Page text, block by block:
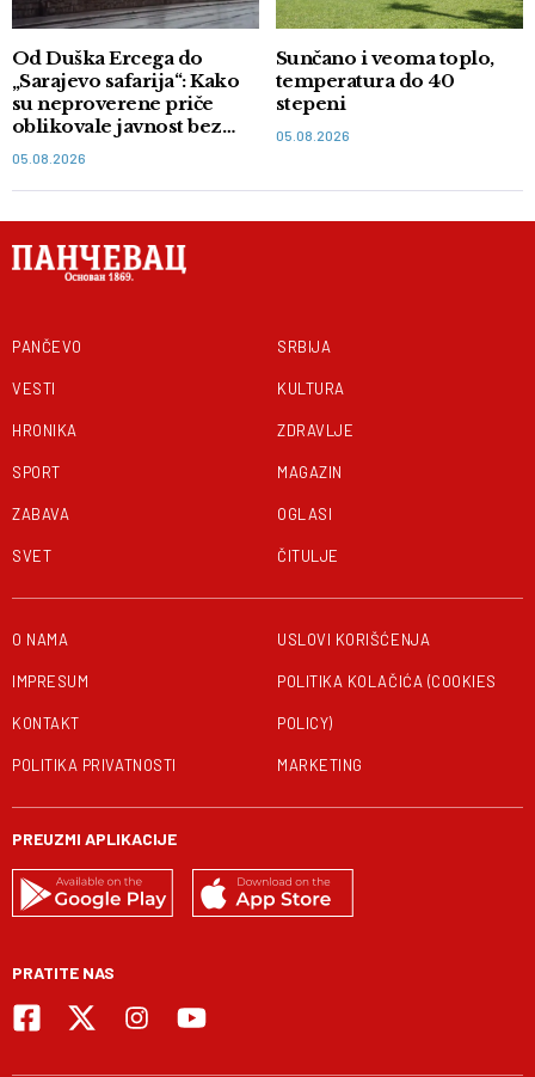
Od Duška Ercega do
„Sarajevo safarija“: Kako
su neproverene priče
oblikovale javnost bez
dokaza
05.08.2026
Sunčano i veoma toplo,
temperatura do 40
stepeni
05.08.2026
PANČEVO
VESTI
HRONIKA
SPORT
ZABAVA
SVET
SRBIJA
KULTURA
ZDRAVLJE
MAGAZIN
OGLASI
ČITULJE
O NAMA
IMPRESUM
KONTAKT
POLITIKA PRIVATNOSTI
USLOVI KORIŠĆENJA
POLITIKA KOLAČIĆA (COOKIES
POLICY)
MARKETING
PREUZMI APLIKACIJE
PRATITE NAS